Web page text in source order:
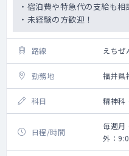
・宿泊費や特急代の支給も相
・未経験の方歓迎！
路線 えちぜ
勤務地 福井県
科目 精神科
日程/時間
毎週月
外：
実働7